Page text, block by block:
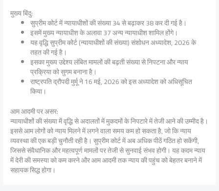
मुख्य बिंदु:
सुप्रीम कोर्ट में न्यायाधीशों की संख्या 34 से बढ़ाकर 38 कर दी गई है।
इसमें मुख्य न्यायाधीश के अलावा 37 अन्य न्यायाधीश शामिल होंगे।
यह वृद्धि सुप्रीम कोर्ट (न्यायाधीशों की संख्या) संशोधन अध्यादेश, 2026 के
तहत की गई है।
इसका मुख्य उद्देश्य लंबित मामलों की बढ़ती संख्या से निपटना और न्याय
प्रक्रिया को सुगम बनाना है।
राष्ट्रपति द्रौपदी मुर्मू ने 16 मई, 2026 को इस अध्यादेश को अधिसूचित
किया।
आम आदमी पर असर:
न्यायाधीशों की संख्या में वृद्धि से अदालतों में मुकदमों के निपटारे में तेजी आने की उम्मीद है।
इससे आम लोगों को न्याय मिलने में लगने वाला समय कम हो सकता है, जो कि न्याय
व्यवस्था की एक बड़ी चुनौती रही है। सुप्रीम कोर्ट में अब अधिक पीठें गठित हो सकेंगी,
जिससे संवैधानिक और महत्वपूर्ण मामलों पर तेजी से सुनवाई संभव होगी। यह कदम न्याय
में देरी की समस्या को कम करने और आम आदमी तक न्याय की पहुंच को बेहतर बनाने में
सहायक सिद्ध होगा।